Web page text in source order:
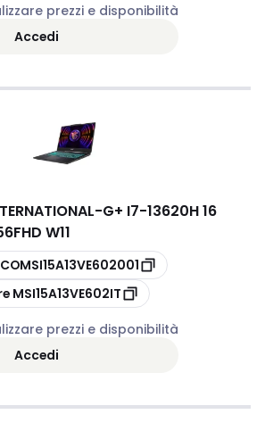
prezzi e disponibilità
Accedi
-G+ I7-13620H 16
W11
COMSI15A13VE602001
MSI15A13VE602IT
prezzi e disponibilità
Accedi